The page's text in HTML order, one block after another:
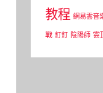
教程 網易雲音
戰 釘釘 陰陽師 雲